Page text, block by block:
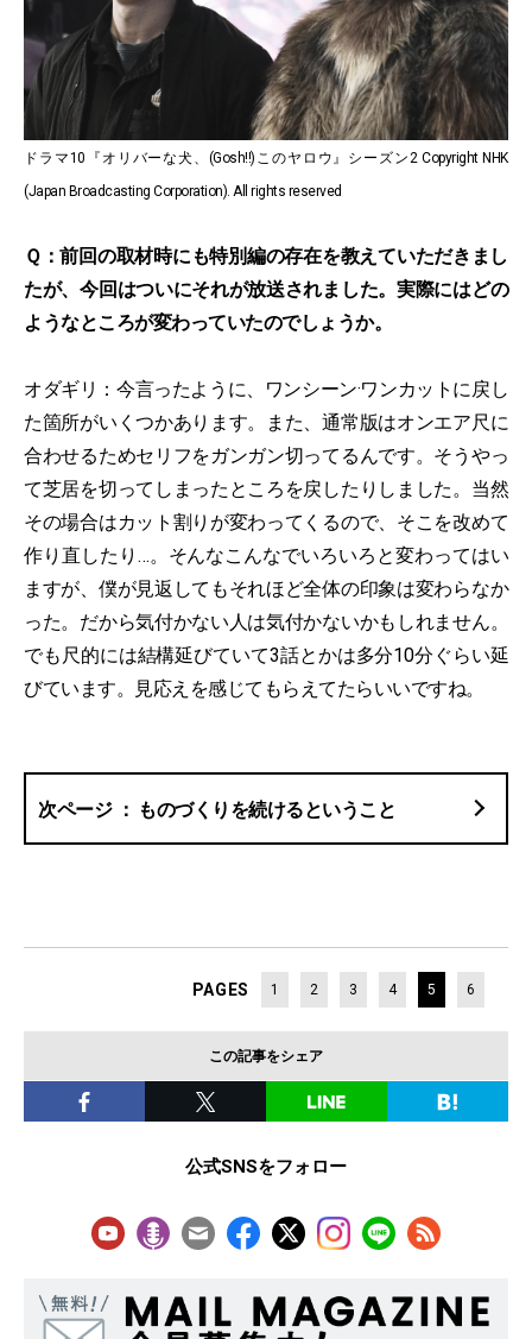
ドラマ10『オリバーな犬、(Gosh!!)このヤロウ』シーズン2 Copyright NHK
(Japan Broadcasting Corporation). All rights reserved
Ｑ：前回の取材時にも特別編の存在を教えていただきまし
たが、今回はついにそれが放送されました。実際にはどの
ようなところが変わっていたのでしょうか。
オダギリ：今言ったように、ワンシーン·ワンカットに戻し
た箇所がいくつかあります。また、通常版はオンエア尺に
合わせるためセリフをガンガン切ってるんです。そうやっ
て芝居を切ってしまったところを戻したりしました。当然
その場合はカット割りが変わってくるので、そこを改めて
作り直したり…。そんなこんなでいろいろと変わってはい
ますが、僕が見返してもそれほど全体の印象は変わらなか
った。だから気付かない人は気付かないかもしれません。
でも尺的には結構延びていて3話とかは多分10分ぐらい延
びています。見応えを感じてもらえてたらいいですね。
ものづくりを続けるということ
PAGES 1 2 3 4 5 6
この記事をシェア
公式SNSをフォロー